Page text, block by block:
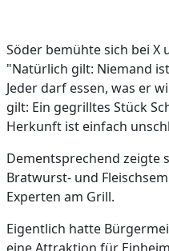
Söder bemühte sich bei X
"Natürlich gilt: Niemand
Jeder darf essen, was er
gilt: Ein gegrilltes Stück
Herkunft ist einfach
Dementsprechend zeigte
Bratwurst- und
Experten am Grill.
Eigentlich hatte